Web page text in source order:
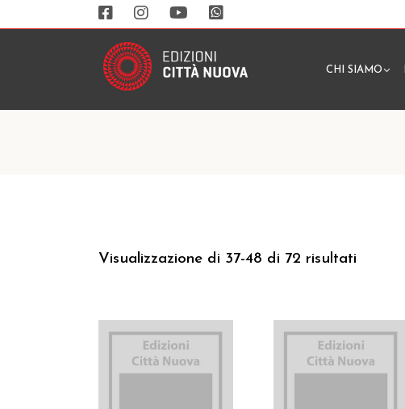
CHI SIAMO
Visualizzazione di 37-48 di 72 risultati